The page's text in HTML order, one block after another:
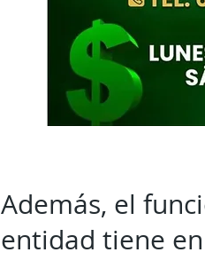
Además, el
entidad tiene